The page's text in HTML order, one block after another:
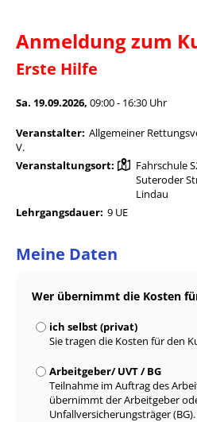
Anmeldung zum
Erste Hilfe
Sa. 19.09.2026, 09:00 - 16:30 Uhr
Veranstalter: Allgemeiner
V.
Veranstaltungsort:
Fahrschule
Suteroder
Lindau
Lehrgangsdauer: 9 UE
Meine Daten
Wer übernimmt die Kosten
ich selbst (privat)
Sie tragen die Kosten für den
Arbeitgeber/ UVT / BG
Teilnahme im Auftrag des
übernimmt der Arbeitgeber
Unfallversicherungsträger (BG).